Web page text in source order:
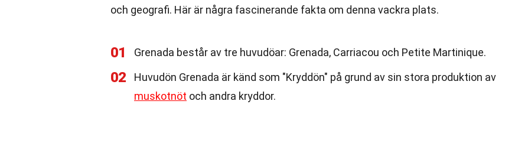
och geografi. Här är några fascinerande fakta om denna vackra plats.
01 Grenada består av tre huvudöar: Grenada, Carriacou och Petite Martinique.
02
Huvudön Grenada är känd som "Kryddön" på grund av sin stora produktion av
muskotnöt och andra kryddor.